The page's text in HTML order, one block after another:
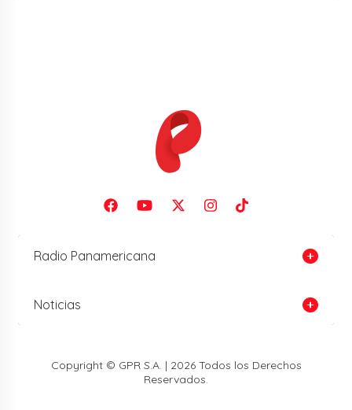
Radio Panamericana
Noticias
Copyright © GPR S.A. | 2026 Todos los Derechos
Reservados.